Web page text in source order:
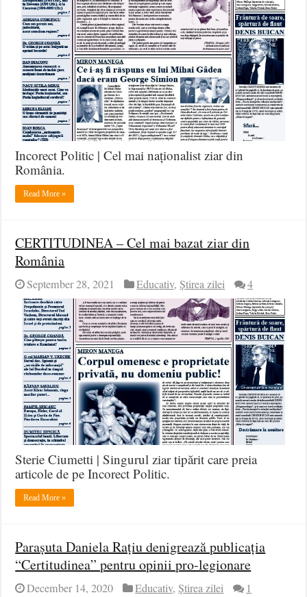
Incorect Politic | Cel mai naționalist ziar din
România.
Read More »
CERTITUDINEA – Cel mai bazat ziar din
România
September 28, 2021 Educativ,Știrea zilei 4
Sterie Ciumetti | Singurul ziar tipărit care preia
articole de pe Incorect Politic.
Read More »
Parașuta Daniela Rațiu denigrează publicația
“Certitudinea” pentru opinii pro-legionare
December 14, 2020 Educativ,Știrea zilei 1